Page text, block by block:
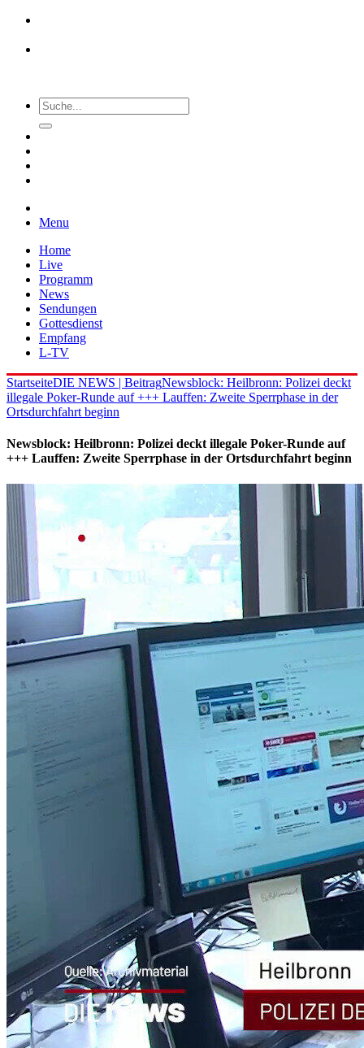
Menu
Home
Live
Programm
News
Sendungen
Gottesdienst
Empfang
L-TV
StartseiteDIE NEWS | BeitragNewsblock: Heilbronn: Polizei deckt
illegale Poker-Runde auf +++ Lauffen: Zweite Sperrphase in der
Ortsdurchfahrt beginn
Newsblock: Heilbronn: Polizei deckt illegale Poker-Runde auf
+++ Lauffen: Zweite Sperrphase in der Ortsdurchfahrt beginn